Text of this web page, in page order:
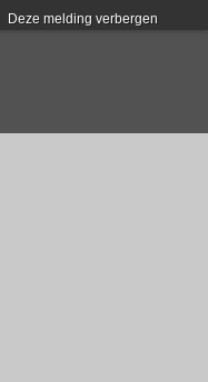
Deze melding verbergen